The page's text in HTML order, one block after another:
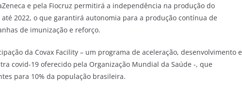
e pela Fiocruz permitirá a independência na produção do
2022, o que garantirá autonomia para a produção contínua de
de imunização e reforço.
da Covax Facility – um programa de aceleração, desenvolvimento e
covid-19 oferecido pela Organização Mundial da Saúde -, que
para 10% da população brasileira.